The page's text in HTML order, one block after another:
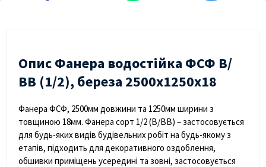
Опис Фанера водостійка ФСФ В/
ВВ (1/2), береза 2500х1250х18
Фанера ФСФ, 2500мм довжини та 1250мм ширини з
товщиною 18мм. Фанера сорт 1/2 (В/ВВ) – застосовується
для будь-яких видів будівельних робіт на будь-якому з
етапів, підходить для декоративного оздоблення,
обшивки приміщень усередині та зовні, застосовується